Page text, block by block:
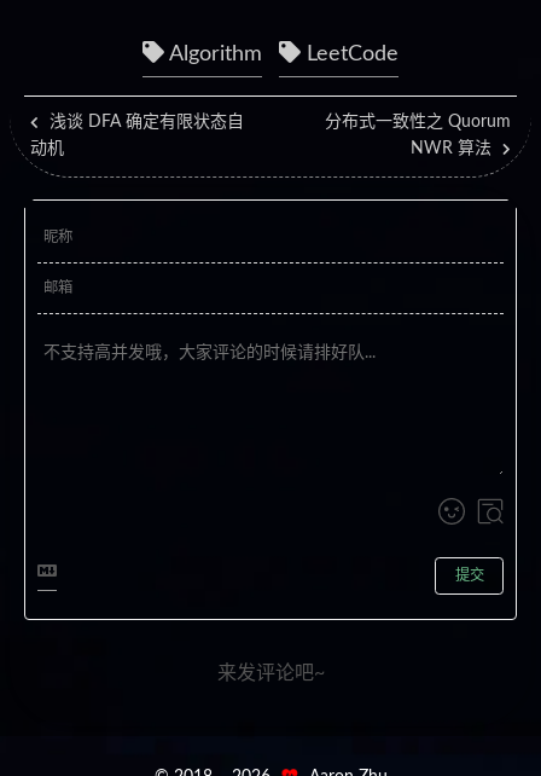
Algorithm LeetCode
浅谈 DFA 确定有限状态自
动机
分布式一致性之 Quorum
NWR 算法
提交
来发评论吧~